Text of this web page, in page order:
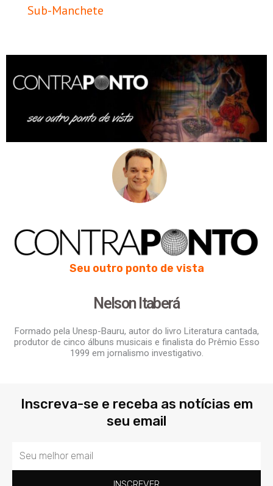
Sub-Manchete
Seu outro ponto de vista
Nelson Itaberá
Formado pela Unesp-Bauru, autor do livro Literatura cantada,
produtor de cinco álbuns musicais e finalista do Prêmio Esso
1999 em jornalismo investigativo.
Inscreva-se e receba as notícias em
seu email
Email